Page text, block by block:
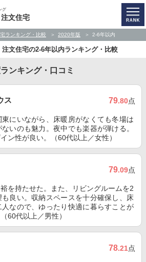
グ
文住宅
ランキング・比較 2020年版 2-6年以内
注文住宅の2-6年以内ランキング・比較
ンキング・口コミ
ス 79.80点
にいながら、床暖房がなくても冬場は
いのも魅力。夜中でも楽器が弾ける。
ン性が良い。（60代以上／女性）
79.09点
を持たせた。また、リビングルームを2
良い。収納スペースを十分確保し、床
なので、ゆったり快適に暮らすことが
60代以上／男性）
78.21点